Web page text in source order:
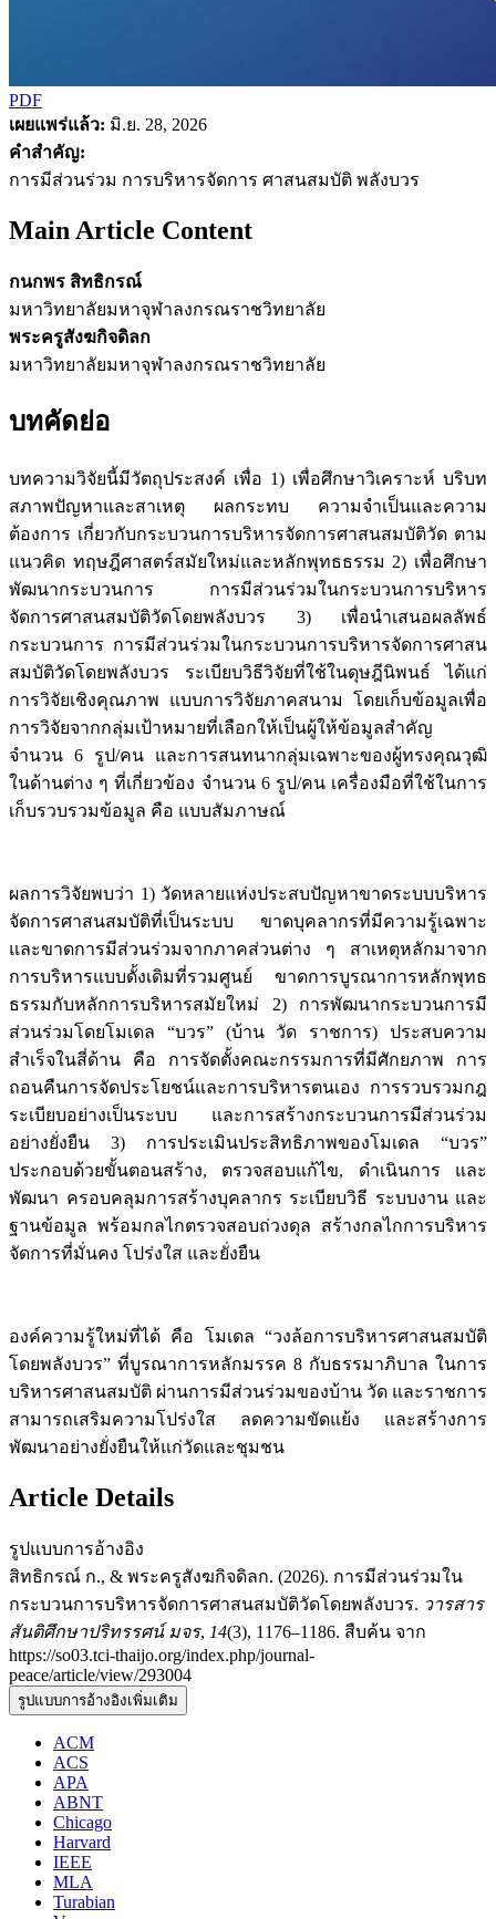
PDF
เผยแพร่แล้ว: มิ.ย. 28, 2026
คำสำคัญ:
การมีส่วนร่วม การบริหารจัดการ ศาสนสมบัติ พลังบวร
Main Article Content
กนกพร สิทธิกรณ์
มหาวิทยาลัยมหาจุฬาลงกรณราชวิทยาลัย
พระครูสังฆกิจดิลก
มหาวิทยาลัยมหาจุฬาลงกรณราชวิทยาลัย
บทคัดย่อ
บทความวิจัยนี้มีวัตถุประสงค์ เพื่อ 1) เพื่อศึกษาวิเคราะห์ บริบท
สภาพปัญหาและสาเหตุ ผลกระทบ ความจำเป็นและความ
ต้องการ เกี่ยวกับกระบวนการบริหารจัดการศาสนสมบัติวัด ตาม
แนวคิด ทฤษฎีศาสตร์สมัยใหม่และหลักพุทธธรรม 2) เพื่อศึกษา
พัฒนากระบวนการ การมีส่วนร่วมในกระบวนการบริหาร
จัดการศาสนสมบัติวัดโดยพลังบวร 3) เพื่อนำเสนอผลลัพธ์
กระบวนการ การมีส่วนร่วมในกระบวนการบริหารจัดการศาสน
สมบัติวัดโดยพลังบวร ระเบียบวิธีวิจัยที่ใช้ในดุษฎีนิพนธ์ ได้แก่
การวิจัยเชิงคุณภาพ แบบการวิจัยภาคสนาม โดยเก็บข้อมูลเพื่อ
การวิจัยจากกลุ่มเป้าหมายที่เลือกให้เป็นผู้ให้ข้อมูลสำคัญ
จำนวน 6 รูป/คน และการสนทนากลุ่มเฉพาะของผู้ทรงคุณวุฒิ
ในด้านต่าง ๆ ที่เกี่ยวข้อง จำนวน 6 รูป/คน เครื่องมือที่ใช้ในการ
เก็บรวบรวมข้อมูล คือ แบบสัมภาษณ์
ผลการวิจัยพบว่า 1) วัดหลายแห่งประสบปัญหาขาดระบบบริหาร
จัดการศาสนสมบัติที่เป็นระบบ ขาดบุคลากรที่มีความรู้เฉพาะ
และขาดการมีส่วนร่วมจากภาคส่วนต่าง ๆ สาเหตุหลักมาจาก
การบริหารแบบดั้งเดิมที่รวมศูนย์ ขาดการบูรณาการหลักพุทธ
ธรรมกับหลักการบริหารสมัยใหม่ 2) การพัฒนากระบวนการมี
ส่วนร่วมโดยโมเดล “บวร” (บ้าน วัด ราชการ) ประสบความ
สำเร็จในสี่ด้าน คือ การจัดตั้งคณะกรรมการที่มีศักยภาพ การ
ถอนคืนการจัดประโยชน์และการบริหารตนเอง การรวบรวมกฎ
ระเบียบอย่างเป็นระบบ และการสร้างกระบวนการมีส่วนร่วม
อย่างยั่งยืน 3) การประเมินประสิทธิภาพของโมเดล “บวร”
ประกอบด้วยขั้นตอนสร้าง, ตรวจสอบแก้ไข, ดำเนินการ และ
พัฒนา ครอบคลุมการสร้างบุคลากร ระเบียบวิธี ระบบงาน และ
ฐานข้อมูล พร้อมกลไกตรวจสอบถ่วงดุล สร้างกลไกการบริหาร
จัดการที่มั่นคง โปร่งใส และยั่งยืน
องค์ความรู้ใหม่ที่ได้ คือ โมเดล “วงล้อการบริหารศาสนสมบัติ
โดยพลังบวร” ที่บูรณาการหลักมรรค 8 กับธรรมาภิบาล ในการ
บริหารศาสนสมบัติ ผ่านการมีส่วนร่วมของบ้าน วัด และราชการ
สามารถเสริมความโปร่งใส ลดความขัดแย้ง และสร้างการ
พัฒนาอย่างยั่งยืนให้แก่วัดและชุมชน
Article Details
รูปแบบการอ้างอิง
สิทธิกรณ์ ก., & พระครูสังฆกิจดิลก. (2026). การมีส่วนร่วมใน
กระบวนการบริหารจัดการศาสนสมบัติวัดโดยพลังบวร. วารสาร
สันติศึกษาปริทรรศน์ มจร, 14(3), 1176–1186. สืบค้น จาก
https://so03.tci-thaijo.org/index.php/journal-
peace/article/view/293004
รูปแบบการอ้างอิงเพิ่มเติม
ACM
ACS
APA
ABNT
Chicago
Harvard
IEEE
MLA
Turabian